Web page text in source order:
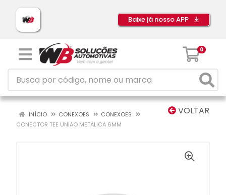
Baixe já nosso APP
0
VOLTAR
INÍCIO CONEXÕES
CONEXÕES
CONECTOR TEE UNIAO METALICA 6MM